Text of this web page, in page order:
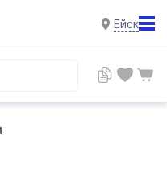
Ейск